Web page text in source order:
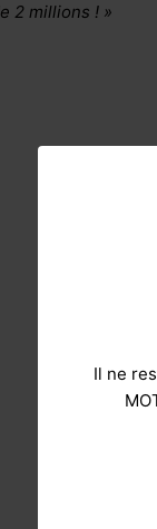
Il ne
2 millions ! »